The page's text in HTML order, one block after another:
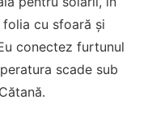
cu sfoară și
conectez furtunul
scade sub